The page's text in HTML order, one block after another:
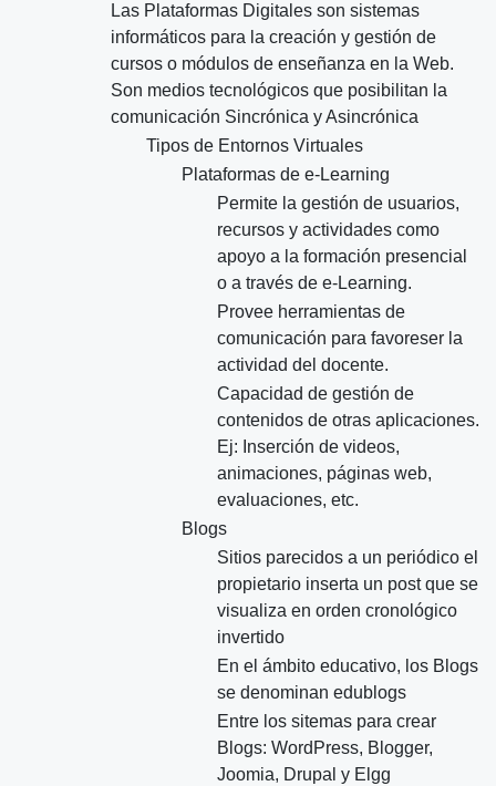
Las Plataformas Digitales son sistemas
informáticos para la creación y gestión de
cursos o módulos de enseñanza en la Web.
Son medios tecnológicos que posibilitan la
comunicación Sincrónica y Asincrónica
Tipos de Entornos Virtuales
Plataformas de e-Learning
Permite la gestión de usuarios,
recursos y actividades como
apoyo a la formación presencial
o a través de e-Learning.
Provee herramientas de
comunicación para favoreser la
actividad del docente.
Capacidad de gestión de
contenidos de otras aplicaciones.
Ej: Inserción de videos,
animaciones, páginas web,
evaluaciones, etc.
Blogs
Sitios parecidos a un periódico el
propietario inserta un post que se
visualiza en orden cronológico
invertido
En el ámbito educativo, los Blogs
se denominan edublogs
Entre los sitemas para crear
Blogs: WordPress, Blogger,
Joomia, Drupal y Elgg